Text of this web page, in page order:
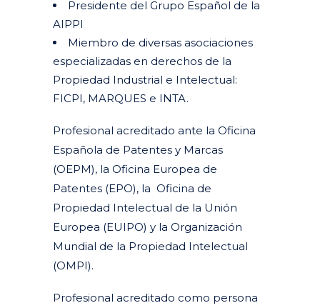
Presidente del Grupo Español de la
AIPPI
Miembro de diversas asociaciones
especializadas en derechos de la
Propiedad Industrial e Intelectual:
FICPI, MARQUES e INTA.
Profesional acreditado ante la Oficina
Española de Patentes y Marcas
(OEPM), la Oficina Europea de
Patentes (EPO), la Oficina de
Propiedad Intelectual de la Unión
Europea (EUIPO) y la Organización
Mundial de la Propiedad Intelectual
(OMPI).
Profesional acreditado como persona